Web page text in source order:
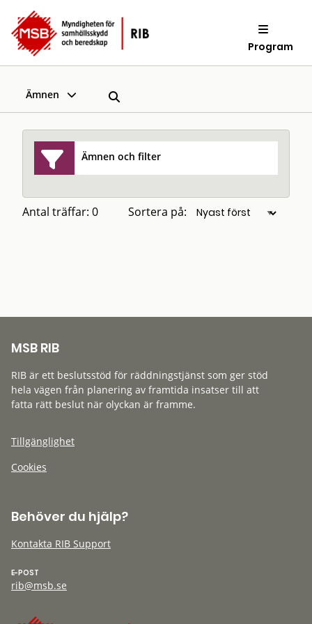
Program
Ämnen
Ämnen och filter
Antal träffar: 0 Sortera på:
MSB RIB
RIB är ett beslutsstöd för räddningstjänst som ger stöd
hela vägen från planering av framtida insatser till att
fatta rätt beslut när olyckan är framme.
Tillgänglighet
Cookies
Behöver du hjälp?
Kontakta RIB Support
E-POST
rib@msb.se